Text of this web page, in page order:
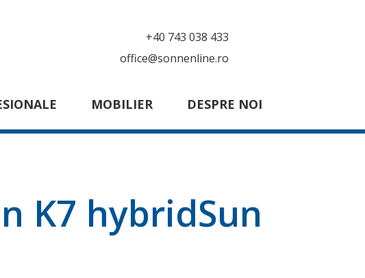
+40 743 038 433
office@sonnenline.ro
MOBILIER DESPRE NOI
K7 hybridSun